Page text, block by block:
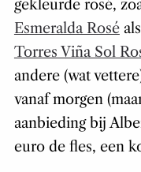
gekleurde rosé,
Esmeralda Rosé
Torres Viña Sol
andere (wat
vanaf morgen
aanbieding bij
euro de fles, een